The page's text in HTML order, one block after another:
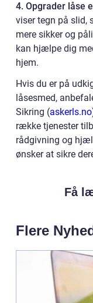
4. Opgrader låse
viser tegn på slid,
mere sikker og
kan hjælpe dig
hjem.
Hvis du er på
låsesmed,
Sikring (askerls.no
række tjenester
rådgivning og
ønsker at sikre
Få
Flere